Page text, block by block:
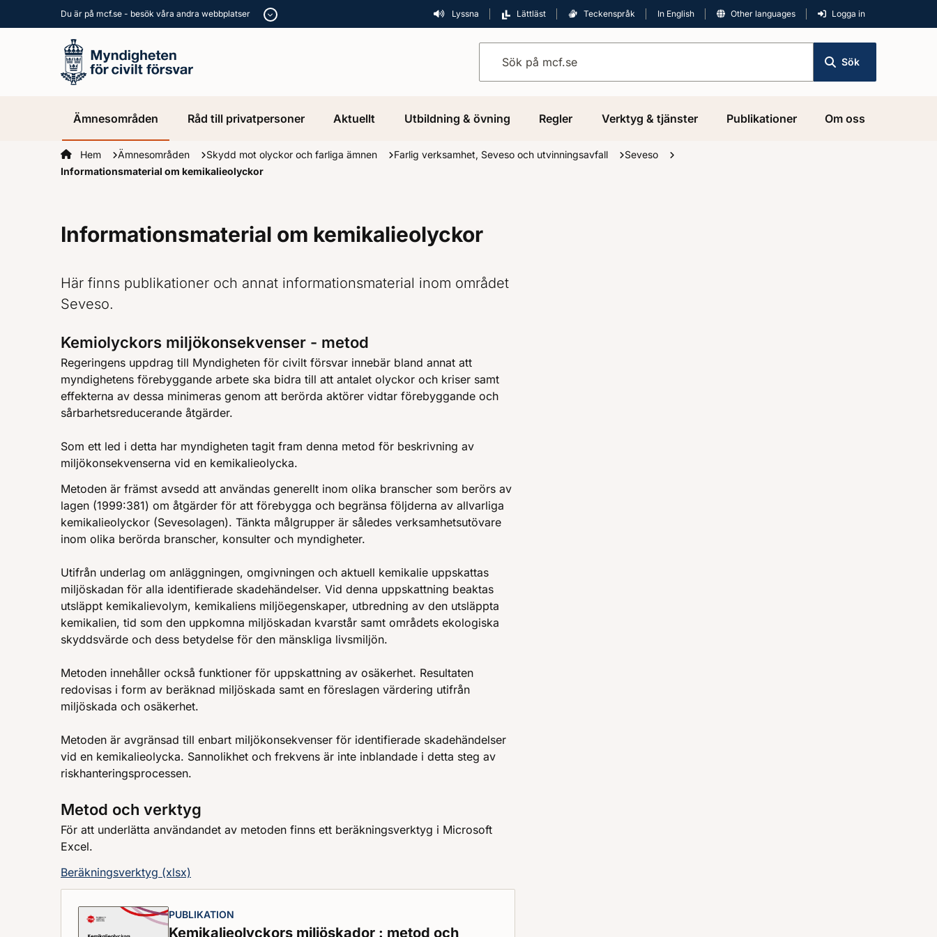
Du är på mcf.se - besök våra andra webbplatser Lyssna Lättläst Teckenspråk In English Other languages Logga in
Sök
Ämnesområden Råd till privatpersoner Aktuellt Utbildning & övning Regler Verktyg & tjänster Publikationer Om oss
Startsidan
Hem Ämnesområden Skydd mot olyckor och farliga ämnen Farlig verksamhet, Seveso och utvinningsavfall
Seveso
Informationsmaterial om kemikalieolyckor
Informationsmaterial om kemikalieolyckor
Här finns publikationer och annat informationsmaterial inom området
Seveso.
Kemiolyckors miljökonsekvenser - metod
Regeringens uppdrag till Myndigheten för civilt försvar innebär bland annat att
myndighetens förebyggande arbete ska bidra till att antalet olyckor och kriser samt
effekterna av dessa minimeras genom att berörda aktörer vidtar förebyggande och
sårbarhetsreducerande åtgärder.
Som ett led i detta har myndigheten tagit fram denna metod för beskrivning av
miljökonsekvenserna vid en kemikalieolycka.
Metoden är främst avsedd att användas generellt inom olika branscher som berörs av
lagen (1999:381) om åtgärder för att förebygga och begränsa följderna av allvarliga
kemikalieolyckor (Sevesolagen). Tänkta målgrupper är således verksamhetsutövare
inom olika berörda branscher, konsulter och myndigheter.
Utifrån underlag om anläggningen, omgivningen och aktuell kemikalie uppskattas
miljöskadan för alla identifierade skadehändelser. Vid denna uppskattning beaktas
utsläppt kemikalievolym, kemikaliens miljöegenskaper, utbredning av den utsläppta
kemikalien, tid som den uppkomna miljöskadan kvarstår samt områdets ekologiska
skyddsvärde och dess betydelse för den mänskliga livsmiljön.
Metoden innehåller också funktioner för uppskattning av osäkerhet. Resultaten
redovisas i form av beräknad miljöskada samt en föreslagen värdering utifrån
miljöskada och osäkerhet.
Metoden är avgränsad till enbart miljökonsekvenser för identifierade skadehändelser
vid en kemikalieolycka. Sannolikhet och frekvens är inte inblandade i detta steg av
riskhanteringsprocessen.
Metod och verktyg
För att underlätta användandet av metoden finns ett beräkningsverktyg i Microsoft
Excel.
Beräkningsverktyg (xlsx)
PUBLIKATION
Kemikalieolyckors miljöskador : metod och